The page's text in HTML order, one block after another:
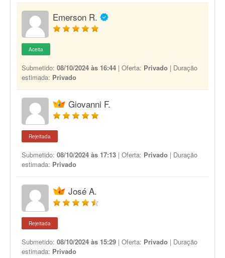
Emerson R.
Aceita
Submetido: 08/10/2024 às 16:44 | Oferta: Privado | Duração
estimada: Privado
Giovanni F.
Rejeitada
Submetido: 08/10/2024 às 17:13 | Oferta: Privado | Duração
estimada: Privado
José A.
Rejeitada
Submetido: 08/10/2024 às 15:29 | Oferta: Privado | Duração
estimada: Privado